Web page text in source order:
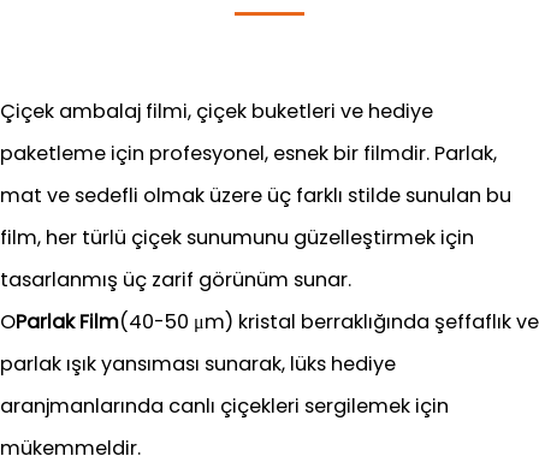
Çiçek ambalaj filmi, çiçek buketleri ve hediye
paketleme için profesyonel, esnek bir filmdir. Parlak,
mat ve sedefli olmak üzere üç farklı stilde sunulan bu
film, her türlü çiçek sunumunu güzelleştirmek için
tasarlanmış üç zarif görünüm sunar.
OParlak Film(40-50 μm) kristal berraklığında şeffaflık ve
parlak ışık yansıması sunarak, lüks hediye
aranjmanlarında canlı çiçekleri sergilemek için
mükemmeldir.